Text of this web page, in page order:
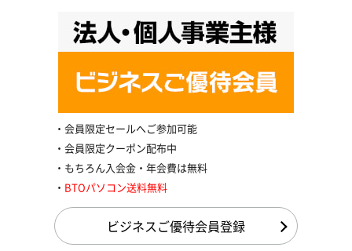
会員限定セールへご参加可能
会員限定クーポン配布中
もちろん入会金・年会費は無料
BTOパソコン送料無料
ビジネスご優待会員登録